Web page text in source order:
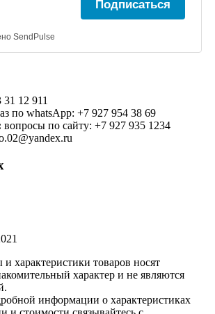
Подписаться
SendPulse
31 12 911
по whatsApp: +7 927 954 38 69
вопросы по сайту: +7 927 935 1234
характеристики товаров носят
характер и не являются
информации о характеристиках